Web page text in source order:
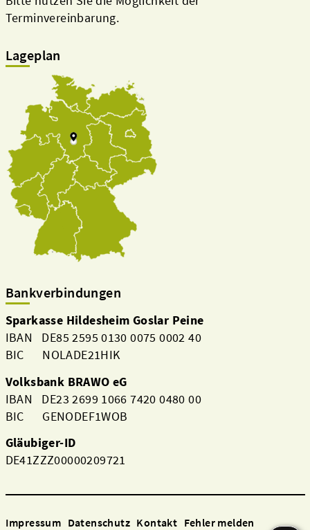
Terminvereinbarung.
Lageplan
Bankverbindungen
Sparkasse Hildesheim Goslar Peine
IBAN DE85 2595 0130 0075 0002 40
BIC NOLADE21HIK
Volksbank BRAWO eG
IBAN DE23 2699 1066 7420 0480 00
BIC GENODEF1WOB
Gläubiger-ID
DE41ZZZ00000209721
Impressum Datenschutz Kontakt Fehler melden